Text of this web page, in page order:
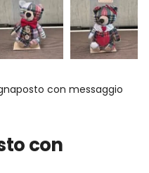
con messaggio
con